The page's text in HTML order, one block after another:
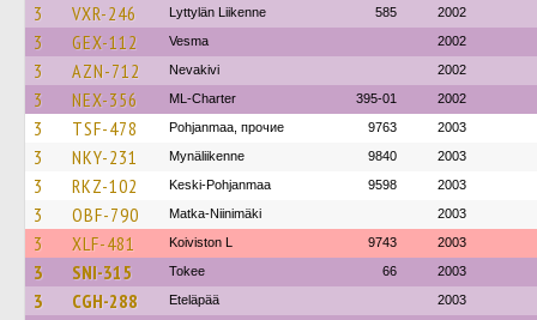
3 VXR-246 Lyttylän Liikenne 585 2002
3 GEX-112 Vesma 2002
3 AZN-712 Nevakivi 2002
3 NEX-356 ML-Charter 395-01 2002
3 TSF-478 Pohjanmaa, прочие 9763 2003
3 NKY-231 Mynäliikenne 9840 2003
3 RKZ-102 Keski-Pohjanmaa 9598 2003
3 OBF-790 Matka-Niinimäki 2003
3 XLF-481 Koiviston L 9743 2003
3 SNI-315 Tokee 66 2003
3 CGH-288 Eteläpää 2003